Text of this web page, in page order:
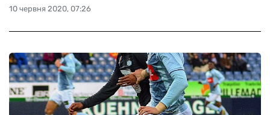
10 червня 2020, 07:26